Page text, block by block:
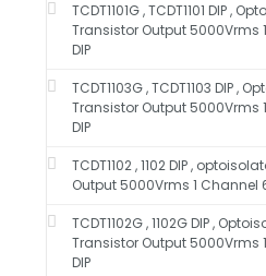
TCDT1101G , TCDT1101 DIP ,
Transistor Output 5000Vrms
DIP
TCDT1103G , TCDT1103 DIP ,
Transistor Output 5000Vrms
DIP
TCDT1102 , 1102 DIP ,
Output 5000Vrms 1 Channel
TCDT1102G , 1102G DIP ,
Transistor Output 5000Vrms
DIP